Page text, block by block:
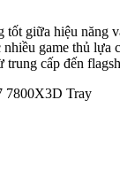
tốt giữa hiệu năng
game thủ lựa
trung cấp đến